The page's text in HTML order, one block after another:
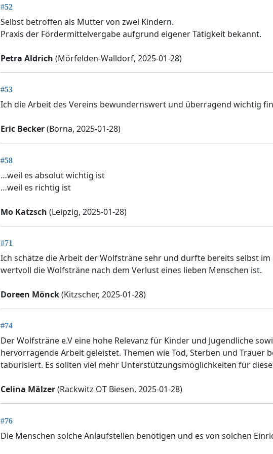
#52
Selbst betroffen als Mutter von zwei Kindern.
Praxis der Fördermittelvergabe aufgrund eigener Tätigkeit bekannt.
Petra Aldrich (Mörfelden-Walldorf, 2025-01-28)
#53
Ich die Arbeit des Vereins bewundernswert und überragend wichtig
Eric Becker(Borna, 2025-01-28)
#58
…weil es absolut wichtig ist
…weil es richtig ist
Mo Katzsch (Leipzig, 2025-01-28)
#71
Ich schätze die Arbeit der Wolfsträne sehr und durfte bereits selbst
wertvoll die Wolfsträne nach dem Verlust eines lieben Menschen ist.
Doreen Mönck(Kitzscher, 2025-01-28)
#74
Der Wolfsträne e.V eine hohe Relevanz für Kinder und Jugendliche
hervorragende Arbeit geleistet. Themen wie Tod, Sterben und
taburisiert. Es sollten viel mehr Unterstützungsmöglichkeiten für
Celina Mälzer(Rackwitz OT Biesen, 2025-01-28)
#76
Die Menschen solche Anlaufstellen benötigen und es von solchen